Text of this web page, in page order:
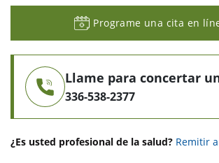
Programe una cita en
Llame para concertar
336-538-2377
¿Es usted profesional de la salud? Remitir